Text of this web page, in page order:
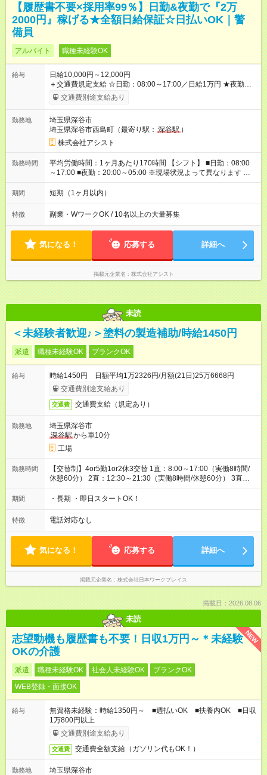
【履歴書不要×採用率99％】日勤&夜勤で『2万
2000円』稼げる★全額日給保証☆日払いOK｜警
備員
アルバイト 職種未経験OK
給与
日給10,000円～12,000円
＋交通費規定支給 ☆日勤：08:00～17:00／日給1万円 ★夜勤：
20:00～05:00／日給1万2000円 -:+:-:+:-:+:-:+:-:+:- 日勤＋夜勤で 1
日『2万2000円』も稼げる！ -:+:-:+:-:+:-:+:-:+:- ■選べる支払い方
べる！ 日払いは、当日に『現金全額』手渡しです♪ ■残業手当
別途支給 ■日給全額保障あり ┗予定時間より早く終わっても日給
は満額支給！ ■資格手当あり ┗施設警備2級など 【試用期間】
試用期間なし
交通費別途支給あり
勤務地
埼玉県深谷市
埼玉県深谷市西島町（最寄り駅： 深谷駅 ）
株式会社アシスト
勤務時間
平均労働時間：1ヶ月あたり170時間 【シフト】 ■日勤：08:00
～17:00 ■夜勤：20:00～05:00 ※現場状況よって異なります ※早
く終われば1現場4～8時間勤務もあり ☆週3～勤務OK！ ☆現場
が早く終わっても日給全額保証！ ☆ご希望の方は「日勤＋夜
日勤：08:00～17:00 ■夜勤：20:00～05:00 ※現場状況よって異
なります ※早く終われば1現場4～8時間勤務もあり ☆週3～勤務
OK！ ☆現場が早く終わっても日給全額保証！ ☆ご希望の方は
「日勤＋夜勤」も可能！
期間 短期（1ヶ月以内）
特徴 副業・WワークOK / 10名以上の大量募集
気になる！ 応募する 詳細へ
掲載元企業名 株式会社アシスト
未読
＜未経験者歓迎♪＞塗料の製造補助/時給1450円
派遣 職種未経験OK ブランクOK
給与
時給1450円 日額平均1万2326円/月額(21日)25万6668円
交通費別途支給あり
交通費 交通費支給（規定あり）
勤務地
埼玉県深谷市
深谷駅から車10分
工場
勤務時間
【交替制】4or5勤1or2休3交替 1直：8:00～17:00（実働8時間/
休憩60分） 2直：12:30～21:30（実働8時間/休憩60分） 3直：
22:00～翌7:00（実働8時間/休憩60分）
期間 ・長期 ・即日スタートOK！
特徴 電話対応なし
気になる！ 応募する 詳細へ
掲載元企業名 株式会社日本ワークプレイス
掲載日：2026.08.06
未読
NEW
志望動機も履歴書も不要！日収1万円～＊未経験
OKの介護
派遣 職種未経験OK 社会人未経験OK
ブランクOK
WEB登録・面接OK
給与
無資格未経験：時給1350円～ ■週払いOK ■扶養内OK ■日収
1万800円以上
交通費別途支給あり
交通費 交通費全額支給（ガソリン代もOK！）
勤務地
埼玉県深谷市